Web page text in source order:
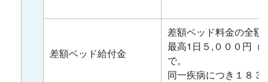
差額ベッド給付金
差額ベッド料金の全額
最高1日５,０００円（
同一疾病につき１８３